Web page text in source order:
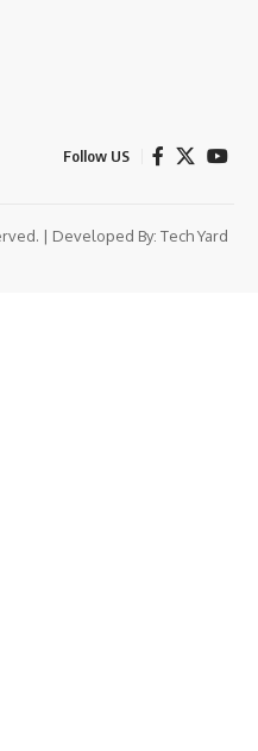
Follow US
| Developed By: Tech Yard